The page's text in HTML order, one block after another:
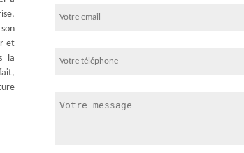
et
la